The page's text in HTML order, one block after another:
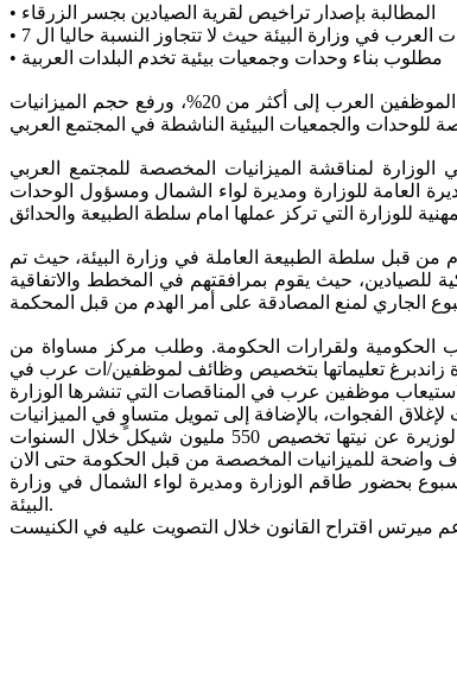
•
•
•
طالب مركز مساواة وزيرة البيئة خلال اجتماع عقد في مكتبها يوم الخميس 10/1/2022 إصدار تراخيص لقرية الصيادين في جسر الزرقاء، ورفع نسبة الموظفين العرب إلى أكثر من 20%، ورفع حجم الميزانيات
لمناقشة الميزانيات المخصصة للمجتمع العربي
العامة للوزارة ومديرة لواء الشمال ومسؤول الوحدات
قبل سلطة الطبيعة العاملة في وزارة البيئة، حيث تم
والاعتراف بحقوق الملكية للصيادين، حيث يقوم بمرافقتهم في المخطط والاتفاقية
انتهاكا لقانون التمثيل الملائم للعرب في المكاتب الحكومية ولقرارات الحكومة. وطلب مركز مساواة من
زاندبرغ تعليماتها بتخصيص وظائف لموظفين/ات عرب في
الفجوات، بالإضافة إلى تمويل متساوٍ في الميزانيات
العادية التي تخصصها الوزارة. وتطرق المركز إلى نداء نشر هذا الأسبوع لدعم الوحدات البيئية، وطلب تغيير معايير الدعم التي أعلن عنها، وتحدثت الوزيرة عن نيتها تخصيص 550 مليون شيكل خلال السنوات
بحضور طاقم الوزارة ومديرة لواء الشمال في وزارة
البيئة.